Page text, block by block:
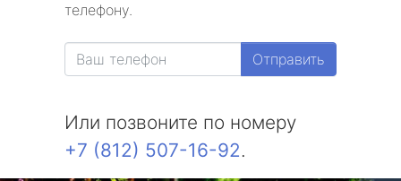
телефону.
Отправить
Или позвоните по номеру
+7 (812) 507-16-92.